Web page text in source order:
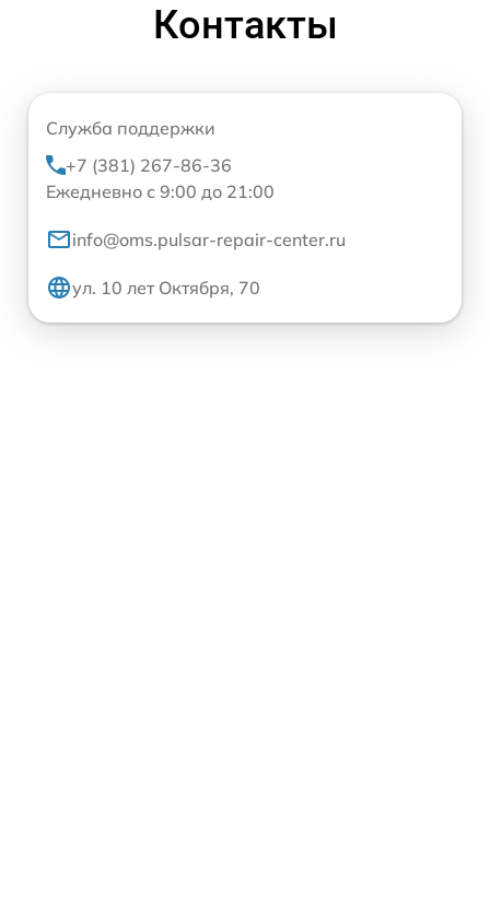
Контакты
Служба поддержки
+7 (381) 267-86-36
Ежедневно с 9:00 до 21:00
info@oms.pulsar-repair-center.ru
ул. 10 лет Октября, 70